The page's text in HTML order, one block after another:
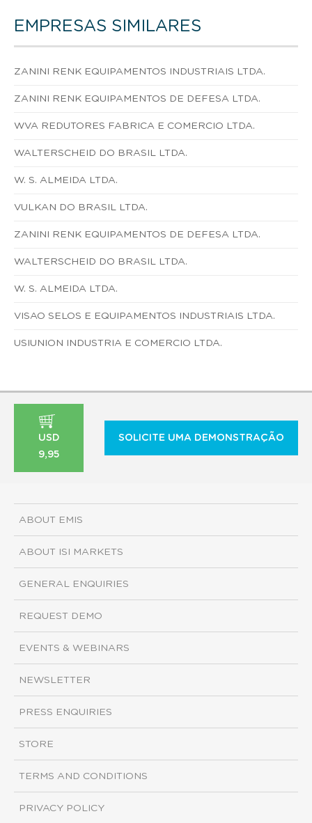
EMPRESAS SIMILARES
ZANINI RENK EQUIPAMENTOS INDUSTRIAIS LTDA.
ZANINI RENK EQUIPAMENTOS DE DEFESA LTDA.
WVA REDUTORES FABRICA E COMERCIO LTDA.
WALTERSCHEID DO BRASIL LTDA.
W. S. ALMEIDA LTDA.
VULKAN DO BRASIL LTDA.
ZANINI RENK EQUIPAMENTOS DE DEFESA LTDA.
WALTERSCHEID DO BRASIL LTDA.
W. S. ALMEIDA LTDA.
VISAO SELOS E EQUIPAMENTOS INDUSTRIAIS LTDA.
USIUNION INDUSTRIA E COMERCIO LTDA.
USD
9,95
SOLICITE UMA DEMONSTRAÇÃO
ABOUT EMIS
ABOUT ISI MARKETS
GENERAL ENQUIRIES
REQUEST DEMO
EVENTS & WEBINARS
NEWSLETTER
PRESS ENQUIRIES
STORE
TERMS AND CONDITIONS
PRIVACY POLICY